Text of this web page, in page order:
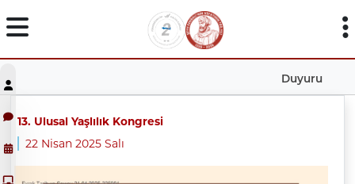
Duyuru
13. Ulusal Yaşlılık Kongresi
22 Nisan 2025 Salı